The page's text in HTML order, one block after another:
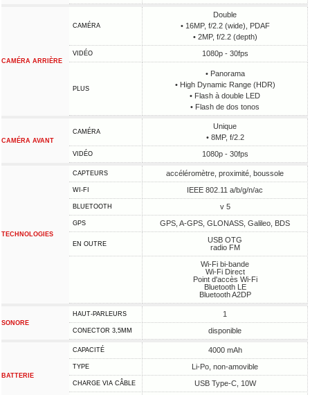
CAMÉRA ARRIÈRE
CAMÉRA
Double
• 16MP, f/2.2 (wide), PDAF
• 2MP, f/2.2 (depth)
VIDÉO 1080p - 30fps
PLUS
• Panorama
• High Dynamic Range (HDR)
• Flash à double LED
• Flash de dos tonos
CAMÉRA AVANT
CAMÉRA
Unique
• 8MP, f/2.2
VIDÉO 1080p - 30fps
TECHNOLOGIES
CAPTEURS accéléromètre, proximité, boussole
WI-FI IEEE 802.11 a/b/g/n/ac
BLUETOOTH v 5
GPS GPS, A-GPS, GLONASS, Galileo, BDS
EN OUTRE
USB OTG
radio FM
Wi-Fi bi-bande
Wi-Fi Direct
Point d'accès Wi-Fi
Bluetooth LE
Bluetooth A2DP
SONORE
HAUT-PARLEURS 1
CONECTOR 3,5MM disponible
BATTERIE
CAPACITÉ 4000 mAh
TYPE Li-Po, non-amovible
CHARGE VIA CÂBLE USB Type-C, 10W